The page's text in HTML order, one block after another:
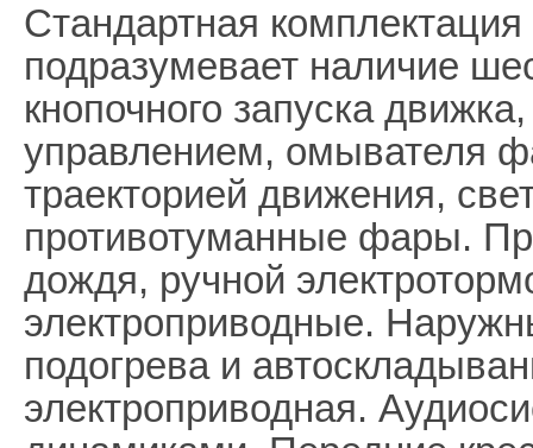
Стандартная
подразумевает наличие
кнопочного запуска
управлением, омывателя
траекторией движения,
противотуманные фары.
дождя, ручной
электроприводные.
подогрева и
электроприводная.